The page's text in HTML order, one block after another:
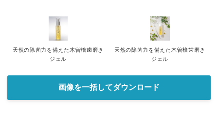
天然の除菌力を備えた木曽檜歯磨き
ジェル
天然の除菌力を備えた木曽檜歯磨き
ジェル
画像を一括してダウンロード